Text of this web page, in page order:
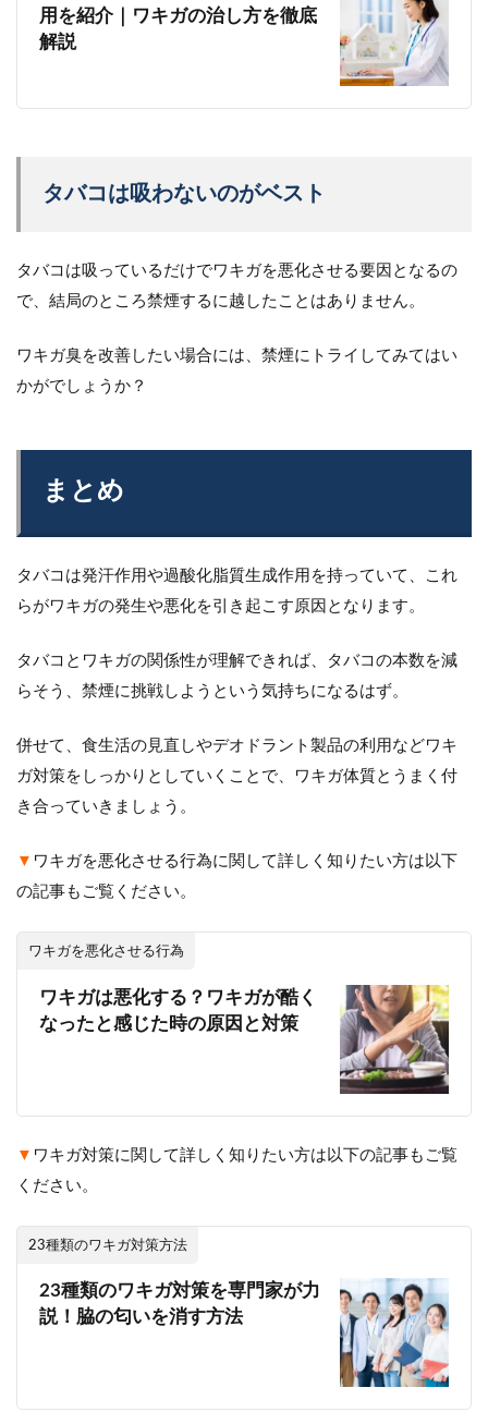
用を紹介｜ワキガの治し方を徹底
解説
タバコは吸わないのがベスト
タバコは吸っているだけでワキガを悪化させる要因となるの
で、結局のところ禁煙するに越したことはありません。
ワキガ臭を改善したい場合には、禁煙にトライしてみてはい
かがでしょうか？
まとめ
タバコは発汗作用や過酸化脂質生成作用を持っていて、これ
らがワキガの発生や悪化を引き起こす原因となります。
タバコとワキガの関係性が理解できれば、タバコの本数を減
らそう、禁煙に挑戦しようという気持ちになるはず。
併せて、食生活の見直しやデオドラント製品の利用などワキ
ガ対策をしっかりとしていくことで、ワキガ体質とうまく付
き合っていきましょう。
▼ ワキガを悪化させる行為に関して詳しく知りたい方は以下
の記事もご覧ください。
ワキガを悪化させる行為
ワキガは悪化する？ワキガが酷く
なったと感じた時の原因と対策
▼ ワキガ対策に関して詳しく知りたい方は以下の記事もご覧
ください。
23種類のワキガ対策方法
23種類のワキガ対策を専門家が力
説！脇の匂いを消す方法